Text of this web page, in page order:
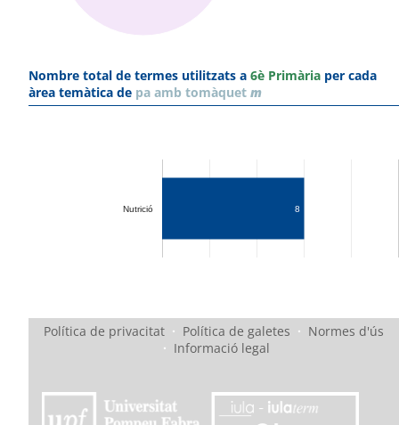
Nombre total de termes utilitzats a 6è Primària per cada
àrea temàtica de pa amb tomàquet m
Nutrició 8
Política de privacitat · Política de galetes · Normes d'ús
· Informació legal